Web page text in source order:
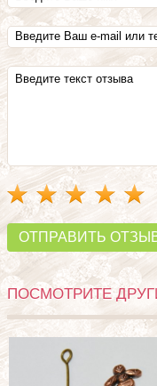
ОТПРАВИТЬ
ПОСМОТРИТЕ